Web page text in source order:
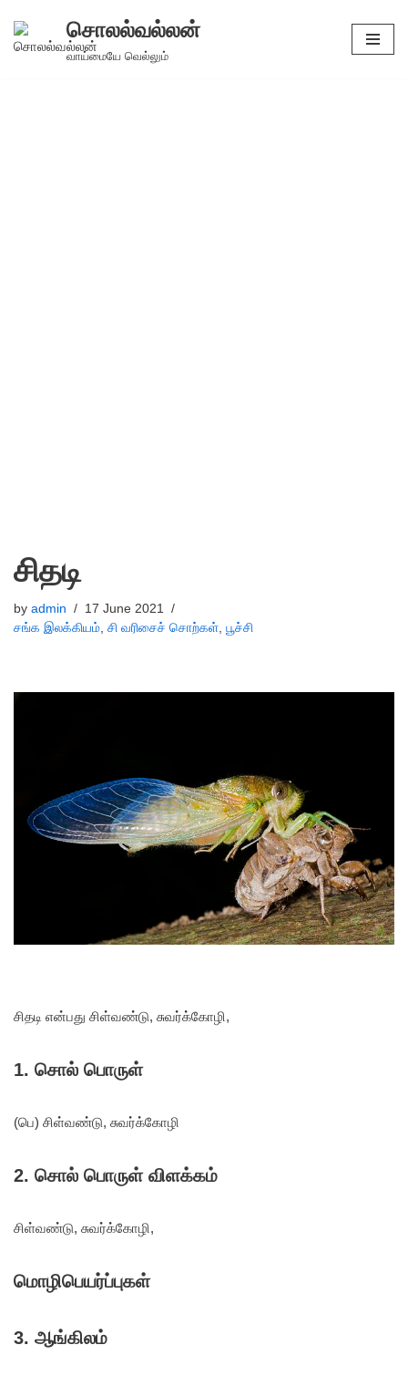
Skip
சொலல்வல்லன்
வாய்மையே வெல்லும்
சிதடி
by admin
17 June 2021
சங்க இலக்கியம், சி வரிசைச் சொற்கள், பூச்சி
சிதடி என்பது சிள்வண்டு, சுவர்க்கோழி,
1. சொல் பொருள்
(பெ) சிள்வண்டு, சுவர்க்கோழி
2. சொல் பொருள் விளக்கம்
சிள்வண்டு, சுவர்க்கோழி,
மொழிபெயர்ப்புகள்
3. ஆங்கிலம்